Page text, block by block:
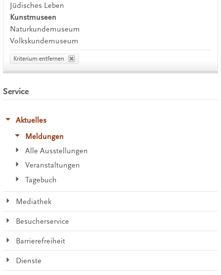
Jüdisches Leben
Kunstmuseen
Naturkundemuseum
Volkskundemuseum
Kriterium entfernen
Service
Aktuelles
Meldungen
Alle Ausstellungen
Veranstaltungen
Tagebuch
Mediathek
Besucherservice
Barrierefreiheit
Dienste